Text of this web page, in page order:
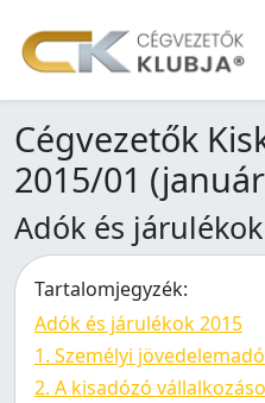
Cégvezetők
2015/01
Adók és
Tartalomjegyzék:
Adók és járulékok 2015
1. Személyi jövedelemadó
2. A kisadózó